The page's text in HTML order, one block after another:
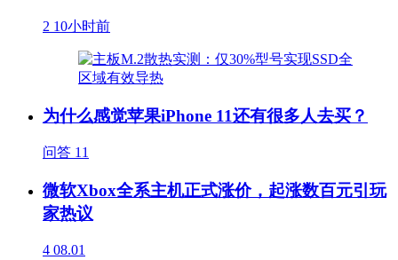
2 10小时前
为什么感觉苹果iPhone 11还有很多人去买？
问答 11
微软Xbox全系主机正式涨价，起涨数百元引玩
家热议
4 08.01